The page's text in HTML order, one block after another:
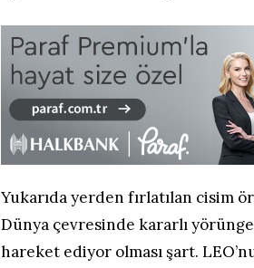
Yukarıda yerden fırlatılan cisim
Dünya çevresinde kararlı
hareket ediyor olması şart.